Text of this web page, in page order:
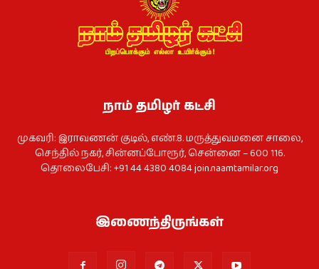
நாம் தமிழர் கட்சி
முகவரி: இராவணன் குடில், எண்.8. மருத்துவமனை சாலை,
செந்தில் நகர், சின்னப்போரூர், சென்னை – 600 116.
தொலைபேசி: +91 44 4380 4084join.naamtamilar.org
இணைந்திருங்கள்